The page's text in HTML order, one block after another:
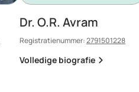
Dr. O.R. Avram
Registratienummer:2791501228
Volledige biografie